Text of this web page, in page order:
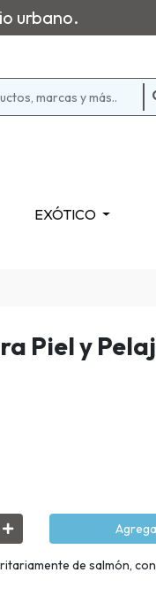
urbano.
EXÓTICO
Piel y
de salmón,